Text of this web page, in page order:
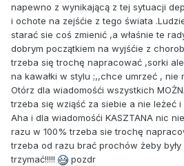
napewno z wynikającą z tej sytuacji
i ochote na zejśćie z tego świata
starać sie coś zmienić ,a właśnie te
dobrym początkiem na wyjśćie z
trzeba się trochę napracować ,sorki
na kawałki w stylu ;,,chce umrzeć , nie
Otórz dla wiadomośći wszystkich
trzeba się wziąść za siebie a nie leżeć i
Aha i dla wiadomośći KASZTANA nic
razu w 100% trzeba sie trochę
trzeba od razu brać prochów żeby
trzymać!!!!!
pozdr